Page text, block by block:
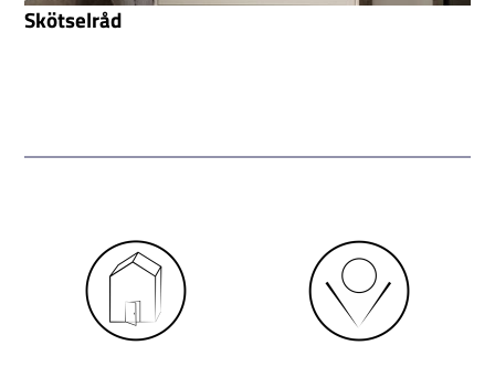
Skötselråd